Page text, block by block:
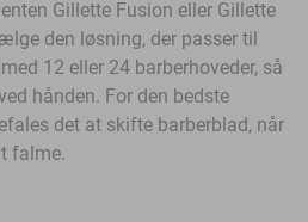
Gillette Fusion eller Gillette
den løsning, der passer til
12 eller 24 barberhoveder, så
hånden. For den bedste
det at skifte barberblad, når
falme.